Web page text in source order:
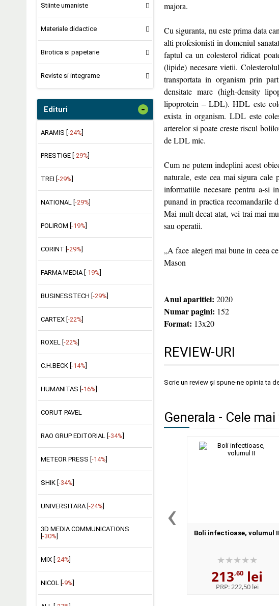
Stiinte umaniste
Materiale didactice
Birotica si papetarie
Reviste si integrame
Edituri -
ARAMIS [-24%]
PRESTIGE [ -29%
TREI [ -29%
NATIONAL [ -29%
POLIROM [ -19%
CORINT [ -29%
FARMA MEDIA [ -19%
BUSINESSTECH [-29%]
CARTEX [-22%]
ROXEL [ -22%
C.H.BECK [ -14%
HUMANITAS [ -16%
CORUT PAVEL
RAO GRUP EDITORIAL [ -34%
METEOR PRESS [ -14%
SHIK [-34%]
UNIVERSITARA [-24%]
3D MEDIA COMMUNICATIONS
-30%
MIX [ -24%
NICOL [ -9%
majora.
Cu siguranta, nu este prima data
alti profesionisti in domeniul
faptul ca un colesterol ridicat
(lipide) necesare vietii.
transportata in organism prin
densitate mare (high-density
lipoprotein – LDL). HDL este
exista in organism. LDL este
arterelor si poate creste riscul
de LDL mic.
Cum ne putem indeplini acest
naturale, este cea mai sigura
informatiile necesare pentru a-si
punand in practica recomandarile
Mai mult decat atat, vei trai mai
sau operatii.
„A face alegeri mai bune in ceea
Mason
Anul aparitiei: 2020
Numar pagini: 152
Format: 13x20
REVIEW-URI
Scrie un review și spune-ne opinia ta
Generala - Cele
‹ Boli infectioase, volumul II
213,60 lei
PRP:222,50 lei